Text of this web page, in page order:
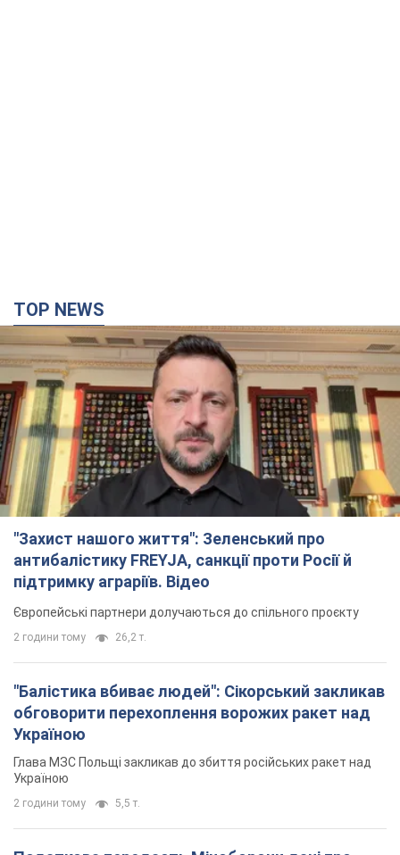
TOP NEWS
"Захист нашого життя": Зеленський про
антибалістику FREYJA, санкції проти Росії й
підтримку аграріїв. Відео
Європейські партнери долучаються до спільного проєкту
2 години тому 26,2 т.
"Балістика вбиває людей": Сікорський закликав
обговорити перехоплення ворожих ракет над
Україною
Глава МЗС Польщі закликав до збиття російських ракет над
Україною
2 години тому 5,5 т.